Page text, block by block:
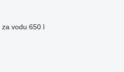
za vodu 650 l